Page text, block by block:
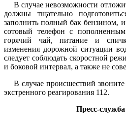
В случае невозможности
должны тщательно
заполнить полный бак бензином,
сотовый телефон с
горячий чай, питание и
изменения дорожной ситуации
следует соблюдать скоростной
и боковой интервал, а также не
В случае происшествий
экстренного реагирования 112.
Пресс-